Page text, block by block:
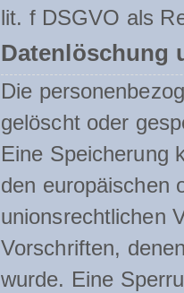
lit. f DSGVO als
Datenlöschung
Die
gelöscht oder
Eine Speicherung
den europäischen
unionsrechtlichen
Vorschriften,
wurde. Eine